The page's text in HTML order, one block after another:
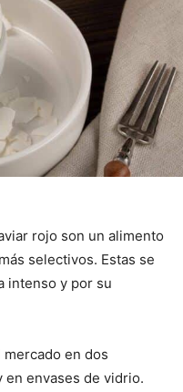
rojo son un alimento
selectivos. Estas se
intenso y por su
en dos
en envases de vidrio.